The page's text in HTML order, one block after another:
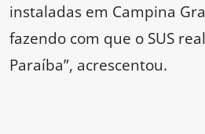
instaladas em Campina
fazendo com que o SUS
Paraíba”, acrescentou.